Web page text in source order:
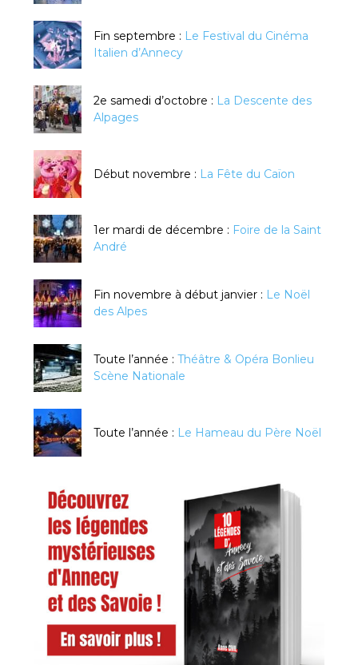
Fin septembre : Le Festival du Cinéma
Italien d’Annecy
2e samedi d’octobre : La Descente des
Alpages
Début novembre : La Fête du Caïon
1er mardi de décembre : Foire de la Saint
André
Fin novembre à début janvier : Le Noël
des Alpes
Toute l’année : Théâtre & Opéra Bonlieu
Scène Nationale
Toute l’année : Le Hameau du Père Noël